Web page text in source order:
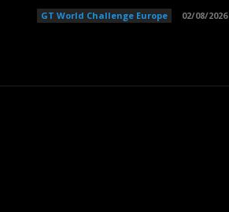
GT World Challenge Europe 02/08/2026